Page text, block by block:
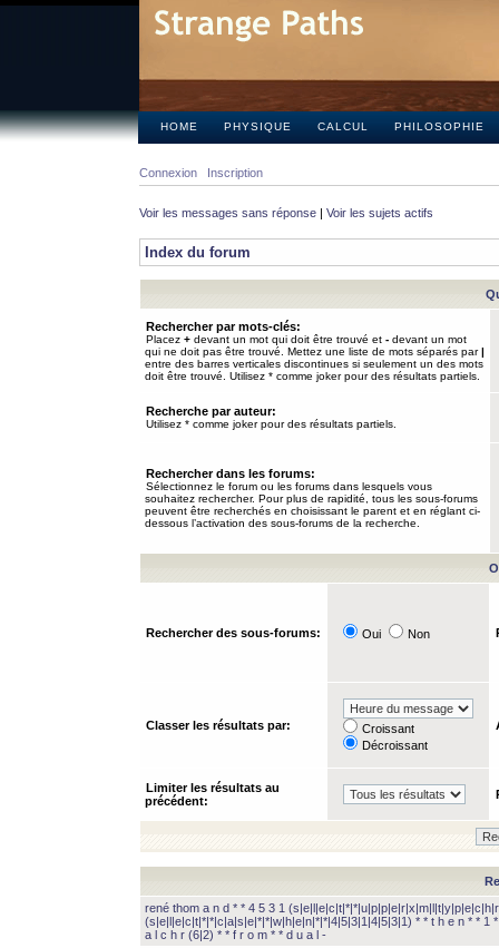
HOME PHYSIQUE CALCUL PHILOSOPHIE
Connexion Inscription
Voir les messages sans réponse | Voir les sujets actifs
Index du forum
Rechercher par mots-clés:
Placez + devant un mot qui doit être trouvé et - devant un mot
qui ne doit pas être trouvé. Mettez une liste de mots séparés par|
entre des barres verticales discontinues si seulement un des mots
doit être trouvé. Utilisez * comme joker pour des résultats partiels.
Recherche par auteur:
Utilisez * comme joker pour des résultats partiels.
Rechercher dans les forums:
Sélectionnez le forum ou les forums dans lesquels vous
souhaitez rechercher. Pour plus de rapidité, tous les sous-forums
peuvent être recherchés en choisissant le parent et en réglant ci-
dessous l’activation des sous-forums de la recherche.
Rechercher des sous-forums: Oui Non
Classer les résultats par:
Croissant
Décroissant
Limiter les résultats au
précédent:
rené thom a n d * * 4 5 3 1
(s|e|l|e|c|t|*|*|c|a|s|e|*|*|w|h|e|n|*|*|4|5|3|1|4|5|3|1) * * t h e n * * 1
a l c h r (6|2) * * f r o m * * d u a l -